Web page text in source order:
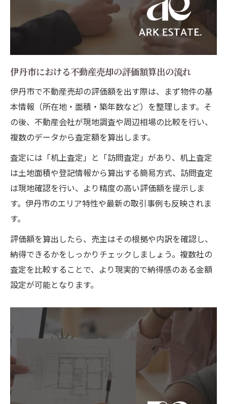
伊丹市における不動産売却の評価額算出の流れ
伊丹市で不動産売却の評価額を出す際は、まず物件の基
本情報（所在地・面積・築年数など）を整理します。そ
の後、不動産会社が現地調査や周辺相場の比較を行い、
複数のデータから査定額を算出します。
査定には「机上査定」と「訪問査定」があり、机上査定
は土地面積や登記情報から算出する簡易方式、訪問査定
は現地確認を行い、より精度の高い評価額を提示しま
す。伊丹市のエリア特性や最新の取引事例も反映されま
す。
評価額を算出したら、売主はその根拠や内訳を確認し、
納得できるかをしっかりチェックしましょう。複数社の
査定を比較することで、より現実的で納得感のある金額
設定が可能となります。